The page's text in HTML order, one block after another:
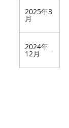
2025年3
月
2024年
12月